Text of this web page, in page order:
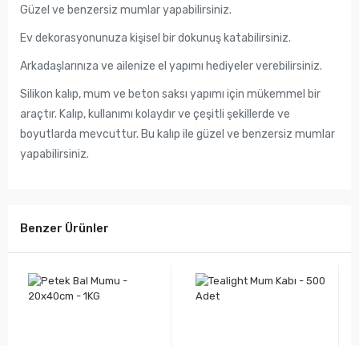
Güzel ve benzersiz mumlar yapabilirsiniz.
Ev dekorasyonunuza kişisel bir dokunuş katabilirsiniz.
Arkadaşlarınıza ve ailenize el yapımı hediyeler verebilirsiniz.
Silikon kalıp, mum ve beton saksı yapımı için mükemmel bir
araçtır. Kalıp, kullanımı kolaydır ve çeşitli şekillerde ve
boyutlarda mevcuttur. Bu kalıp ile güzel ve benzersiz mumlar
yapabilirsiniz.
Benzer Ürünler